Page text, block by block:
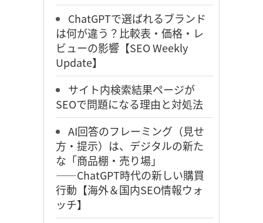
ChatGPTで選ばれるブランド
は何が違う？比較表・価格・レ
ビューの影響【SEO Weekly
Update】
サイト内検索結果ページが
SEOで問題になる理由と対処法
AI回答のフレーミング（見せ
方・提示）は、デジタルの新た
な「商品棚・売り場」
――ChatGPT時代の新しい購買
行動【海外＆国内SEO情報ウォ
ッチ】